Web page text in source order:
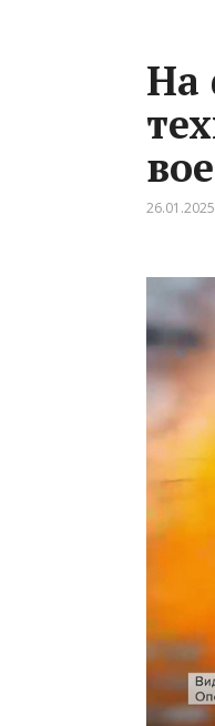
На
26.01.2025